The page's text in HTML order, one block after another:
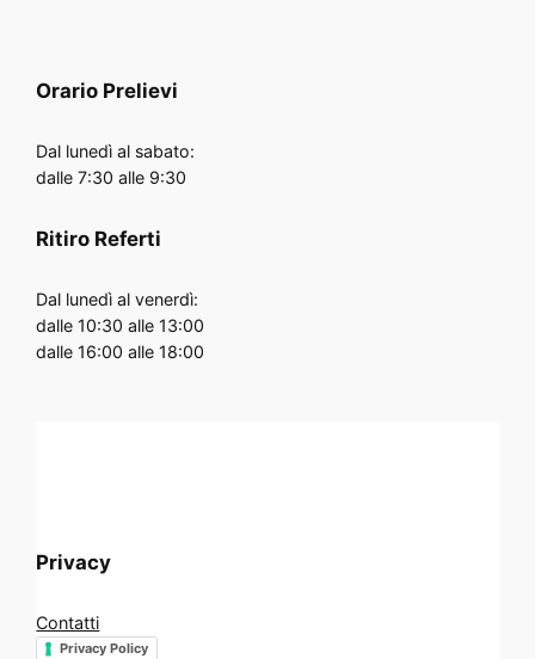
Orario Prelievi
Dal lunedì al sabato:
dalle 7:30 alle 9:30
Ritiro Referti
Dal lunedì al venerdì:
dalle 10:30 alle 13:00
dalle 16:00 alle 18:00
Privacy
Contatti
Privacy Policy